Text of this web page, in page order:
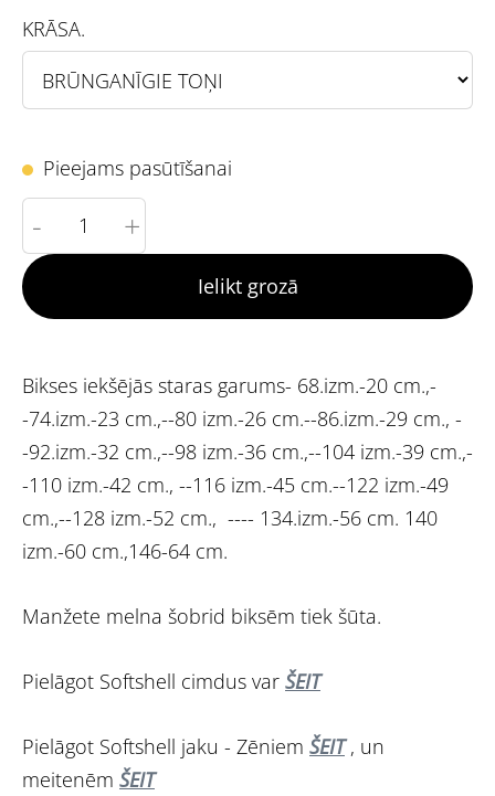
KRĀSA.
Pieejams pasūtīšanai
- +
Ielikt grozā
Bikses iekšējās staras garums- 68.izm.-20 cm.,-
-74.izm.-23 cm.,--80 izm.-26 cm.--86.izm.-29 cm., -
-92.izm.-32 cm.,--98 izm.-36 cm.,--104 izm.-39 cm.,-
-110 izm.-42 cm., --116 izm.-45 cm.--122 izm.-49
cm.,--128 izm.-52 cm., ---- 134.izm.-56 cm. 140
izm.-60 cm.,146-64 cm.
Manžete melna šobrid biksēm tiek šūta.
Pielāgot Softshell cimdus var ŠEIT
Pielāgot Softshell jaku - Zēniem ŠEIT, un
meitenēm ŠEIT